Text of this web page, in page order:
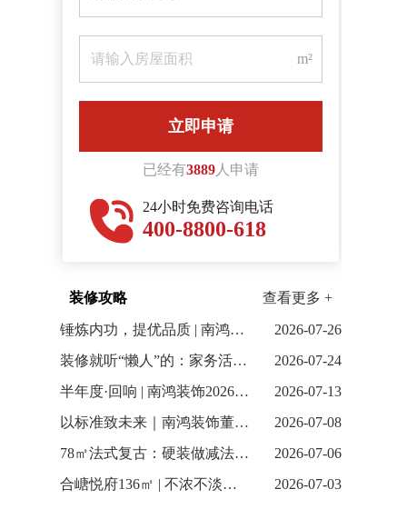
m²
已经有3889人申请
24小时免费咨询电话
400-8800-618
装修攻略 查看更多 +
锤炼内功，提优品质 | 南鸿装饰6月全体项目经理会议顺利召开
2026-07-26
装修就听“懒人”的：家务活少80%，幸福感直线上升！
2026-07-24
半年度·回响 | 南鸿装饰2026上半年案例合集
2026-07-13
以标准致未来｜南鸿装饰董事长出席中国全案定制家装节
2026-07-08
78㎡法式复古：硬装做减法，氛围做乘法
2026-07-06
合嵣悦府136㎡ | 不浓不淡，是刚刚好的温柔
2026-07-03